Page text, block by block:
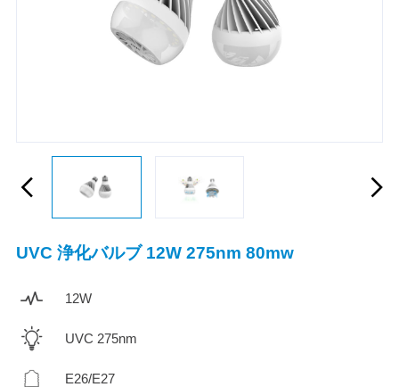
UVC 浄化バルブ 12W 275nm 80mw
12W
UVC 275nm
E26/E27